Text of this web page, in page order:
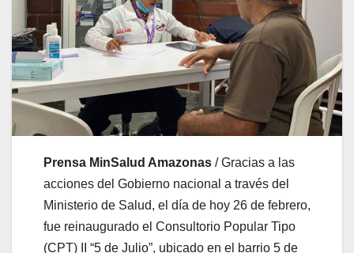
Prensa MinSalud Amazonas / Gracias a las
acciones del Gobierno nacional a través del
Ministerio de Salud, el día de hoy 26 de febrero,
fue reinaugurado el Consultorio Popular Tipo
(CPT) II “5 de Julio”, ubicado en el barrio 5 de